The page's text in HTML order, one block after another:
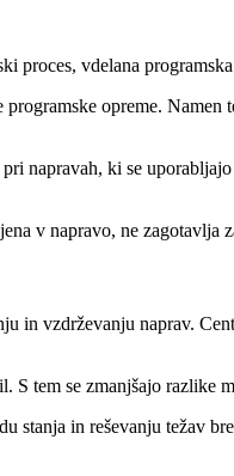
proces, vdelana
opreme.
napravah, ki se
v napravo, ne zagotavlja
vzdrževanju naprav.
tem se zmanjšajo razlike
in reševanju težav